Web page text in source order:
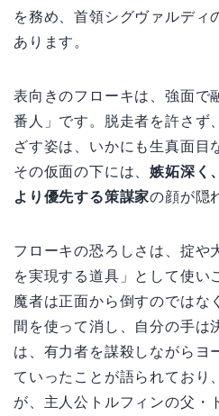
を務め、首領シグヴァルディ
あります。
表向きのフローキは、強面で
番人」です。脱走者を許さず
ざす姿は、いかにも生真面目
その仮面の下には、嫉妬深く
より優先する策謀家の顔が隠
フローキの恐ろしさは、掟や
を実現する道具」として使い
魔者は正面から倒すのではな
間を使って消し、自分の手は
は、有力者を謀殺しながらヨ
ていったことが語られており
が、主人公トルフィンの父・